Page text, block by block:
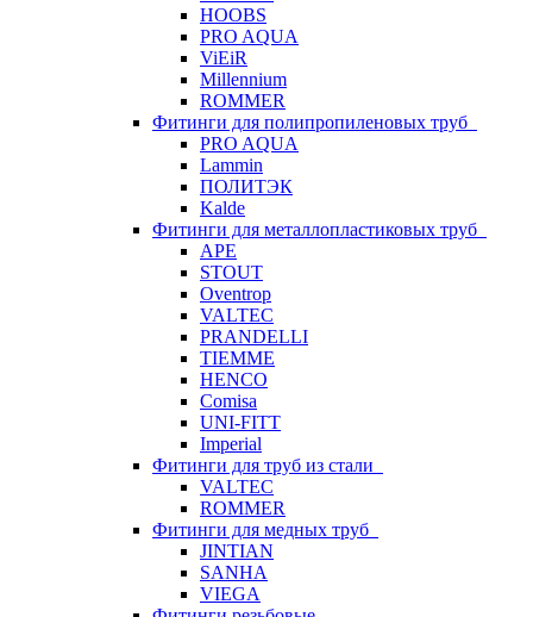
HOOBS
PRO AQUA
ViEiR
Millennium
ROMMER
Фитинги для полипропиленовых труб
PRO AQUA
Lammin
ПОЛИТЭК
Kalde
Фитинги для металлопластиковых труб
APE
STOUT
Oventrop
VALTEC
PRANDELLI
TIEMME
HENCO
Comisa
UNI-FITT
Imperial
Фитинги для труб из стали
VALTEC
ROMMER
Фитинги для медных труб
JINTIAN
SANHA
VIEGA